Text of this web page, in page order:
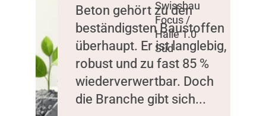
Beton gehört zu den
beständigsten Baustoffen
überhaupt. Er ist langlebig,
robust und zu fast 85 %
wiederverwertbar. Doch
die Branche gibt sich...
Swissbau
Focus /
Halle 1.0
Süd